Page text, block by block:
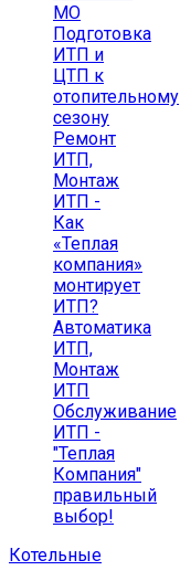
МО
Подготовка
ИТП и
ЦТП к
отопительному
сезону
Ремонт
ИТП,
Монтаж
ИТП -
Как
«Теплая
компания»
монтирует
ИТП?
Автоматика
ИТП,
Монтаж
ИТП
Обслуживание
ИТП -
"Теплая
Компания"
правильный
выбор!
Котельные